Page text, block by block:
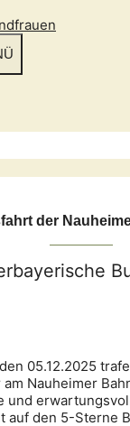
der
05.12.2025
am Nauheimer
und
auf den 5-Sterne